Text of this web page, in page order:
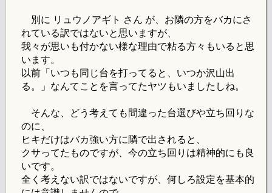
別に リュウノアギト さん が、お隣の方をバカにさ
れている訳ではないと思いますが、
我々が思いも付かない様な理由で粘る方々もいると思
います。
以前「いつも同じ台を打ってると、いつか沢山出
る。」なんてことを言ってたヤツもいましたしね。
そんな、どう考えても間違った台選びや立ち回りな
のに、
ヒキだけはバカ強い方に隣で出されると、
クサってたものですが、今の立ち回りは精神的にも良
いです。
全く考えない訳ではないですが、何しろ設定を基本的